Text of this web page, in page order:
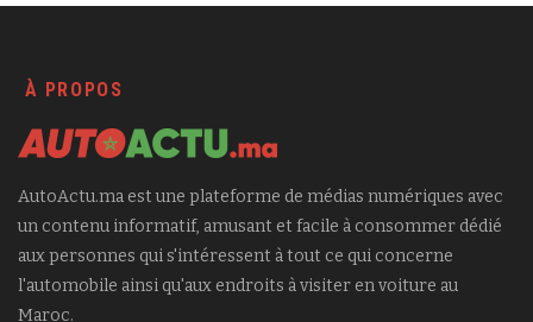
À PROPOS
AutoActu.ma est une plateforme de médias numériques avec
un contenu informatif, amusant et facile à consommer dédié
aux personnes qui s'intéressent à tout ce qui concerne
l'automobile ainsi qu'aux endroits à visiter en voiture au
Maroc.